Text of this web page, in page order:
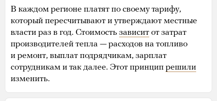
В каждом регионе платят по своему тарифу,
который пересчитывают и утверждают местные
власти раз в год. Стоимость зависит от затрат
производителей тепла — расходов на топливо
и ремонт, выплат подрядчикам, зарплат
сотрудникам и так далее. Этот принцип решили
изменить.